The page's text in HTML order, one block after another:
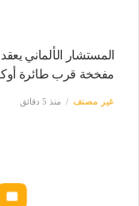
المستشار الألماني
مفخخة قرب طائرة
غير مصنف منذ 5 دقائق